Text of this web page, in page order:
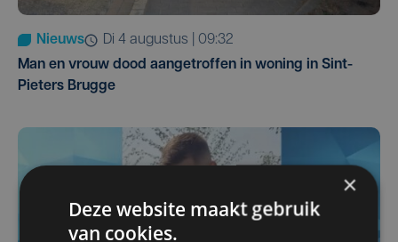
Nieuws
di 4 augustus | 09:32
Man en vrouw dood aangetroffen in woning in Sint-
Pieters Brugge
×
Deze website maakt gebruik
van cookies.